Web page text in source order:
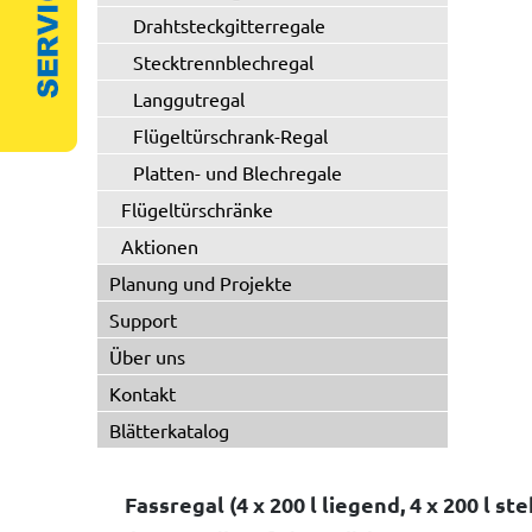
Drahtsteckgitterregale
Stecktrennblechregal
Langgutregal
Flügeltürschrank-Regal
Platten- und Blechregale
Flügeltürschränke
Aktionen
Planung und Projekte
Support
Über uns
Kontakt
Blätterkatalog
Fassregal (4 x 200 l liegend, 4 x 200 l